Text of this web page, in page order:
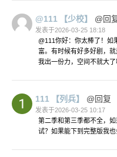
@111 【少校】 @回
发表于2026-03-25 18:18
@111你好：你太棒了！如
富。有时候有好多好剧，
我出一份力，空间不就大
111 【列兵】 @回复
发表于2026-03-25 10:17
第二季和第三季都不全，
试？如果能下到完整版我也